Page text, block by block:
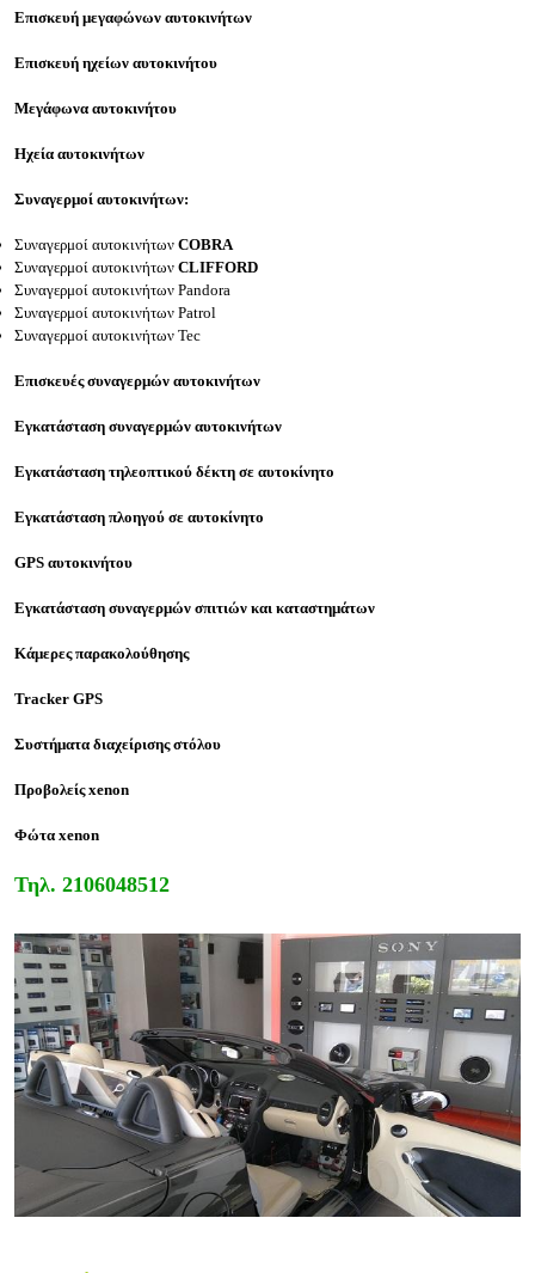
Επισκευή μεγαφώνων αυτοκινήτων
Επισκευή ηχείων αυτοκινήτου
Μεγάφωνα αυτοκινήτου
Ηχεία αυτοκινήτων
Συναγερμοί αυτοκινήτων:
Συναγερμοί αυτοκινήτων COBRA
Συναγερμοί αυτοκινήτων CLIFFORD
Συναγερμοί αυτοκινήτων Pandora
Συναγερμοί αυτοκινήτων Patrol
Συναγερμοί αυτοκινήτων Tec
Επισκευές συναγερμών αυτοκινήτων
Εγκατάσταση συναγερμών αυτοκινήτων
Εγκατάσταση τηλεοπτικού δέκτη σε αυτοκίνητο
Εγκατάσταση πλοηγού σε αυτοκίνητο
GPS αυτοκινήτου
Εγκατάσταση συναγερμών σπιτιών και καταστημάτων
Κάμερες παρακολούθησης
Tracker GPS
Συστήματα διαχείρισης στόλου
Προβολείς xenon
Φώτα xenon
Τηλ. 2106048512